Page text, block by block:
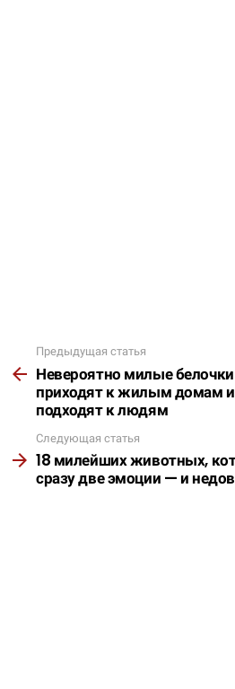
Подробнее
Предыдущая статья
Невероятно милые
приходят к жилым домам и
подходят к людям
Следующая статья
18 милейших животных,
сразу две эмоции — и